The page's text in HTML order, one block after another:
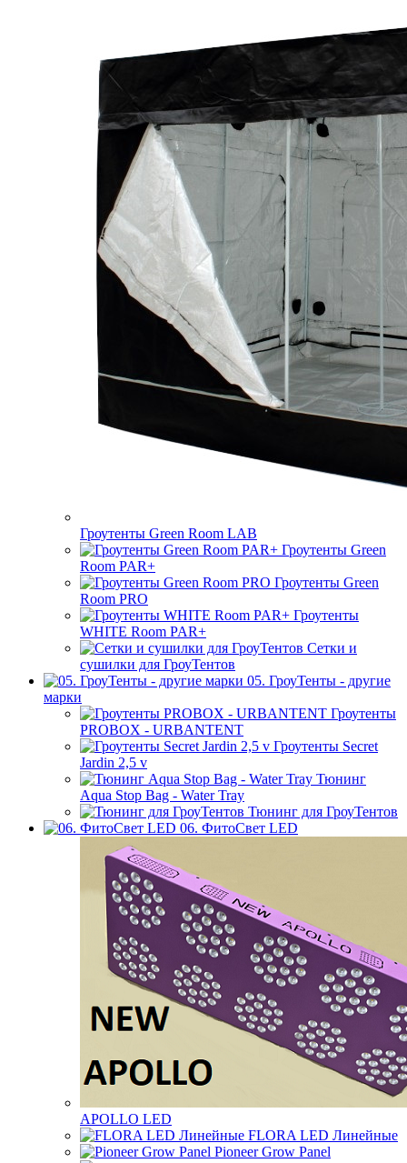
Гроутенты Green Room LAB
Гроутенты Green
Room PAR+
Гроутенты Green
Room PRO
Гроутенты
WHITE Room PAR+
Сетки и
сушилки для ГроуТентов
05. ГроуТенты - другие
марки
Гроутенты
PROBOX - URBANTENT
Гроутенты Secret
Jardin 2,5 v
Тюнинг
Aqua Stop Bag - Water Tray
Тюнинг для ГроуТентов
06. ФитоСвет LED
APOLLO LED
FLORA LED Линейные
Pioneer Grow Panel